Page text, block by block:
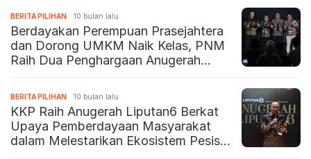
BERITA PILIHAN 10 bulan lalu
Berdayakan Perempuan Prasejahtera
dan Dorong UMKM Naik Kelas, PNM
Raih Dua Penghargaan Anugerah
BERITA PILIHAN 10 bulan lalu
KKP Raih Anugerah Liputan6 Berkat
Upaya Pemberdayaan Masyarakat
dalam Melestarikan Ekosistem Pesisir